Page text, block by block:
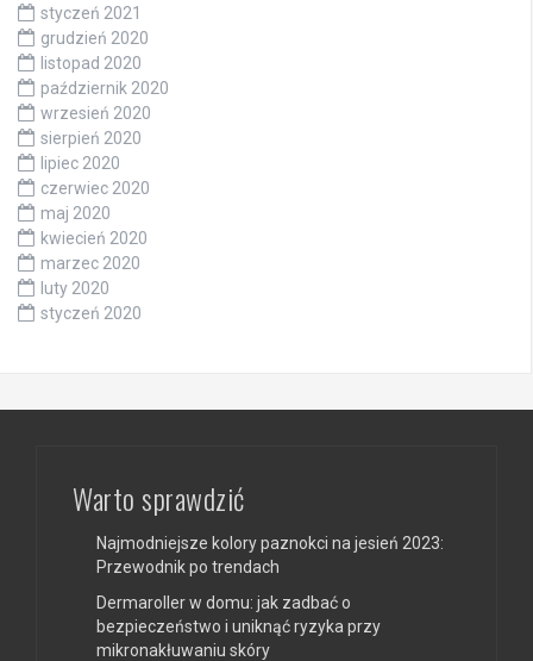
styczeń 2021
grudzień 2020
listopad 2020
październik 2020
wrzesień 2020
sierpień 2020
lipiec 2020
czerwiec 2020
maj 2020
kwiecień 2020
marzec 2020
luty 2020
styczeń 2020
Warto sprawdzić
Najmodniejsze kolory paznokci na jesień 2023:
Przewodnik po trendach
Dermaroller w domu: jak zadbać o
bezpieczeństwo i uniknąć ryzyka przy
mikronakłuwaniu skóry